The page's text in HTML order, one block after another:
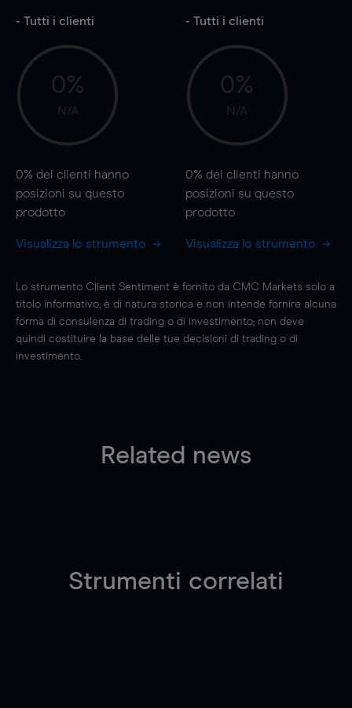
- Tutti i clienti
0%
N/A
0% dei clienti hanno
posizioni su questo
prodotto
Visualizza lo strumento
- Tutti i clienti
0%
N/A
0% dei clienti hanno
posizioni su questo
prodotto
Visualizza lo strumento
Lo strumento Client Sentiment è fornito da CMC Markets solo a
titolo informativo, è di natura storica e non intende fornire alcuna
forma di consulenza di trading o di investimento; non deve
quindi costituire la base delle tue decisioni di trading o di
investimento.
Related news
Strumenti correlati